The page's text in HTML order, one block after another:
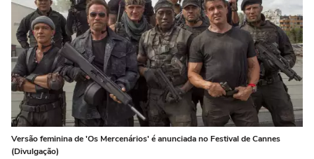
Versão feminina de 'Os Mercenários' é anunciada no Festival de Cannes
(Divulgação)